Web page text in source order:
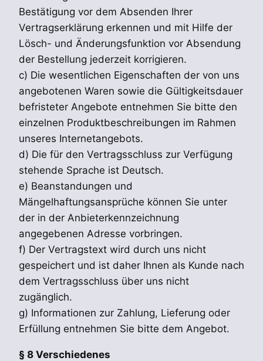
Bestätigung vor dem Absenden Ihrer
Vertragserklärung erkennen und mit Hilfe der
Lösch- und Änderungsfunktion vor Absendung
der Bestellung jederzeit korrigieren.
c) Die wesentlichen Eigenschaften der von uns
angebotenen Waren sowie die Gültigkeitsdauer
befristeter Angebote entnehmen Sie bitte den
einzelnen Produktbeschreibungen im Rahmen
unseres Internetangebots.
d) Die für den Vertragsschluss zur Verfügung
stehende Sprache ist Deutsch.
e) Beanstandungen und
Mängelhaftungsansprüche können Sie unter
der in der Anbieterkennzeichnung
angegebenen Adresse vorbringen.
f) Der Vertragstext wird durch uns nicht
gespeichert und ist daher Ihnen als Kunde nach
dem Vertragsschluss über uns nicht
zugänglich.
g) Informationen zur Zahlung, Lieferung oder
Erfüllung entnehmen Sie bitte dem Angebot.
§ 8 Verschiedenes